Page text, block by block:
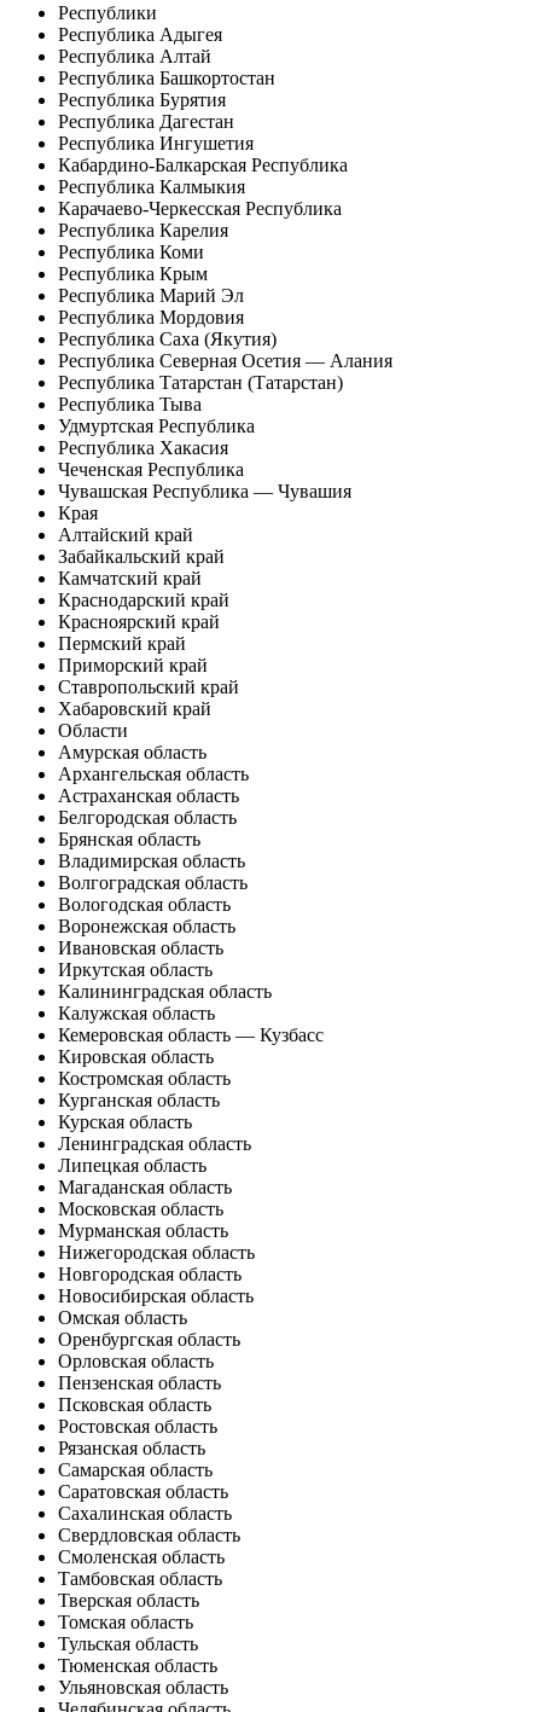
Республики
Республика Адыгея
Республика Алтай
Республика Башкортостан
Республика Бурятия
Республика Дагестан
Республика Ингушетия
Кабардино-Балкарская Республика
Республика Калмыкия
Карачаево-Черкесская Республика
Республика Карелия
Республика Коми
Республика Крым
Республика Марий Эл
Республика Мордовия
Республика Саха (Якутия)
Республика Северная Осетия — Алания
Республика Татарстан (Татарстан)
Республика Тыва
Удмуртская Республика
Республика Хакасия
Чеченская Республика
Чувашская Республика — Чувашия
Края
Алтайский край
Забайкальский край
Камчатский край
Краснодарский край
Красноярский край
Пермский край
Приморский край
Ставропольский край
Хабаровский край
Области
Амурская область
Архангельская область
Астраханская область
Белгородская область
Брянская область
Владимирская область
Волгоградская область
Вологодская область
Воронежская область
Ивановская область
Иркутская область
Калининградская область
Калужская область
Кемеровская область — Кузбасс
Кировская область
Костромская область
Курганская область
Курская область
Ленинградская область
Липецкая область
Магаданская область
Московская область
Мурманская область
Нижегородская область
Новгородская область
Новосибирская область
Омская область
Оренбургская область
Орловская область
Пензенская область
Псковская область
Ростовская область
Рязанская область
Самарская область
Саратовская область
Сахалинская область
Свердловская область
Смоленская область
Тамбовская область
Тверская область
Томская область
Тульская область
Тюменская область
Ульяновская область